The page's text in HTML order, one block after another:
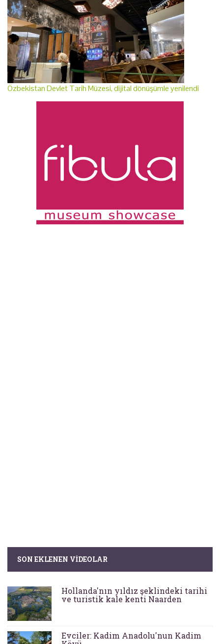
Özbekistan Devlet Tarih Müzesi, dijital dönüşümle yenilendi
SON EKLENEN VIDEOLAR
Hollanda'nın yıldız şeklindeki tarihi
ve turistik kale kenti Naarden
Evciler: Kadim Anadolu'nun Kadim